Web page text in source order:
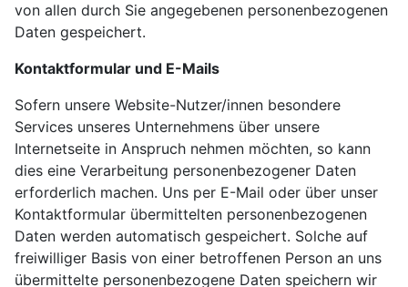
von allen durch Sie angegebenen personenbezogenen
Daten gespeichert.
Kontaktformular und E-Mails
Sofern unsere Website-Nutzer/innen besondere
Services unseres Unternehmens über unsere
Internetseite in Anspruch nehmen möchten, so kann
dies eine Verarbeitung personenbezogener Daten
erforderlich machen. Uns per E-Mail oder über unser
Kontaktformular übermittelten personenbezogenen
Daten werden automatisch gespeichert. Solche auf
freiwilliger Basis von einer betroffenen Person an uns
übermittelte personenbezogene Daten speichern wir